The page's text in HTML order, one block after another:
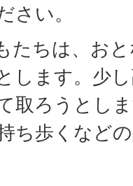
さい。
たちは、お
します。少
取ろうとし
ち歩くなど